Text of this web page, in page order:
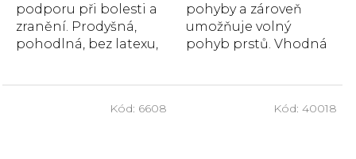
podporu při bolesti a
zranění. Prodyšná,
pohodlná, bez latexu,
pohyby a zároveň
umožňuje volný
pohyb prstů. Vhodná
Kód: 6608 Kód: 40018